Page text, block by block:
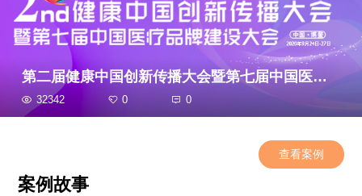
第二届健康中国创新传播大会暨第七届中国医疗品牌建设大会
32342 0 0
案例故事
查看案例